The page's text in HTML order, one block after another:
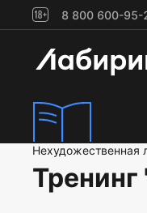
8 800 600-95-
Нехудожественная